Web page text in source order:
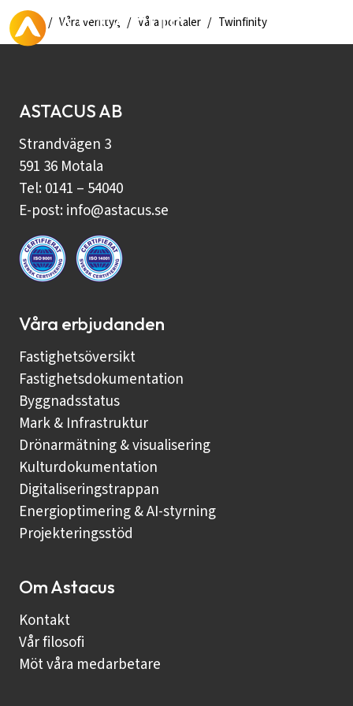
Hem Våra verktyg Våra portaler Twinfinity
ASTACUS AB
Strandvägen 3
591 36 Motala
Tel: 0141 – 54040
E-post:info@astacus.se
Våra erbjudanden
Fastighetsöversikt
Fastighetsdokumentation
Byggnadsstatus
Mark & Infrastruktur
Drönarmätning & visualisering
Kulturdokumentation
Digitaliseringstrappan
Energioptimering & AI-styrning
Projekteringsstöd
Om Astacus
Kontakt
Vår filosofi
Möt våra medarbetare